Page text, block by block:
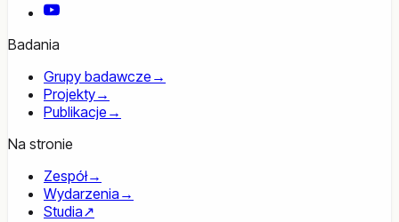
YouTube
Badania
Grupy badawcze →
Projekty→
Publikacje →
Na stronie
Zespół→
Wydarzenia →
Studia↗